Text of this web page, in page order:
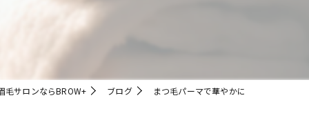
毛サロンならBROW+ ブログ まつ毛パーマで華やかに